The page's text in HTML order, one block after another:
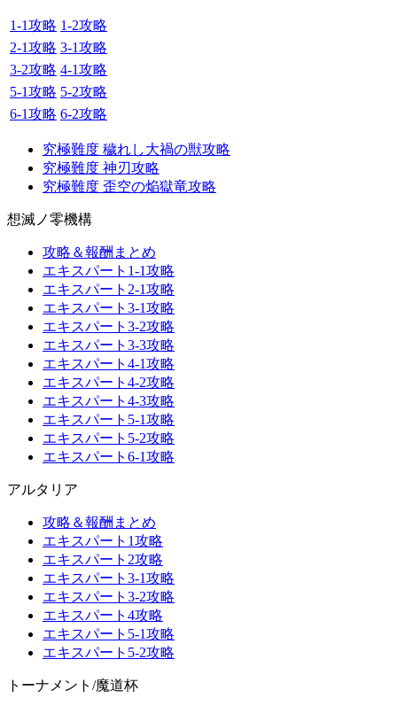
1-1攻略 1-2攻略
2-1攻略 3-1攻略
3-2攻略 4-1攻略
5-1攻略 5-2攻略
6-1攻略 6-2攻略
究極難度 穢れし大禍の獣攻略
究極難度 神刃攻略
究極難度 歪空の焔獄竜攻略
想滅ノ零機構
攻略＆報酬まとめ
エキスパート1-1攻略
エキスパート2-1攻略
エキスパート3-1攻略
エキスパート3-2攻略
エキスパート3-3攻略
エキスパート4-1攻略
エキスパート4-2攻略
エキスパート4-3攻略
エキスパート5-1攻略
エキスパート5-2攻略
エキスパート6-1攻略
アルタリア
攻略＆報酬まとめ
エキスパート1攻略
エキスパート2攻略
エキスパート3-1攻略
エキスパート3-2攻略
エキスパート4攻略
エキスパート5-1攻略
エキスパート5-2攻略
トーナメント/魔道杯